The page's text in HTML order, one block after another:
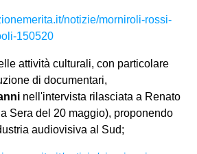
notizie/morniroli-rossi-
150520
attività culturali, con particolare
di documentari,
nell'intervista rilasciata a Renato
Sera del 20 maggio), proponendo
audiovisiva al Sud;